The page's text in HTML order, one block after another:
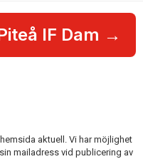
IF Dam →
aktuell. Vi har möjlighet
mailadress vid publicering av